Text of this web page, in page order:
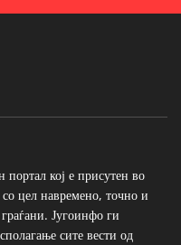
кој е присутен во
цел навремено, точно и
Југоинфо ги
сите вести од